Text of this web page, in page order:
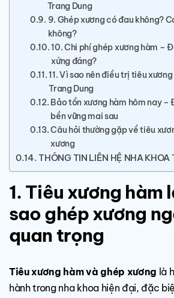
Trang Dung
9. Ghép xương có đau không?
không?
10. Chi phí ghép xương hàm –
xứng đáng?
11. Vì sao nên điều trị tiêu
Trang Dung
Bảo tồn xương hàm hôm nay –
bền vững mai sau
Câu hỏi thường gặp về tiêu
xương
THÔNG TIN LIÊN HỆ NHA KHOA
1. Tiêu xương hàm
sao ghép xương
quan trọng
Tiêu xương hàm và ghép xương là
hành trong nha khoa hiện đại, đặc